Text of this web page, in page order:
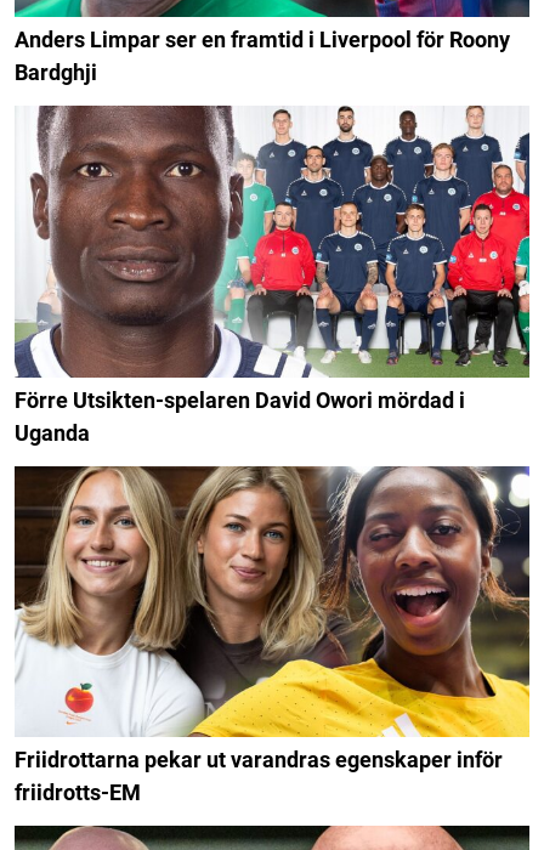
Anders Limpar ser en framtid i Liverpool för Roony
Bardghji
Förre Utsikten-spelaren David Owori mördad i
Uganda
Friidrottarna pekar ut varandras egenskaper inför
friidrotts-EM